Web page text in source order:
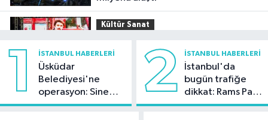
Kültür Sanat
vatandaşları yazlık sinemada
1 İSTANBUL HABERLERI
Üsküdar
Belediyesi'ne
operasyon: Sinem
Dedetaş'a
2 İSTANBUL HABERLERI
İstanbul'da
bugün trafiğe
dikkat: Rams Park
çevresinde bazı